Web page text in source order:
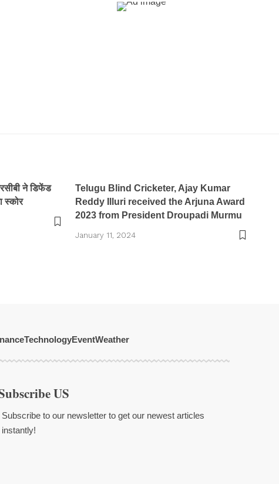
ने डिफेंड
स्कोर
Telugu Blind Cricketer, Ajay Kumar
Reddy Illuri received the Arjuna Award
2023 from President Droupadi Murmu
January 11, 2024
TechnologyEventWeather
US
Subscribe to our newsletter to get our newest articles
instantly!